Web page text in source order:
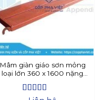
Mâm giàn giáo sơn mỏng
loại lớn 360 x 1600 nặng